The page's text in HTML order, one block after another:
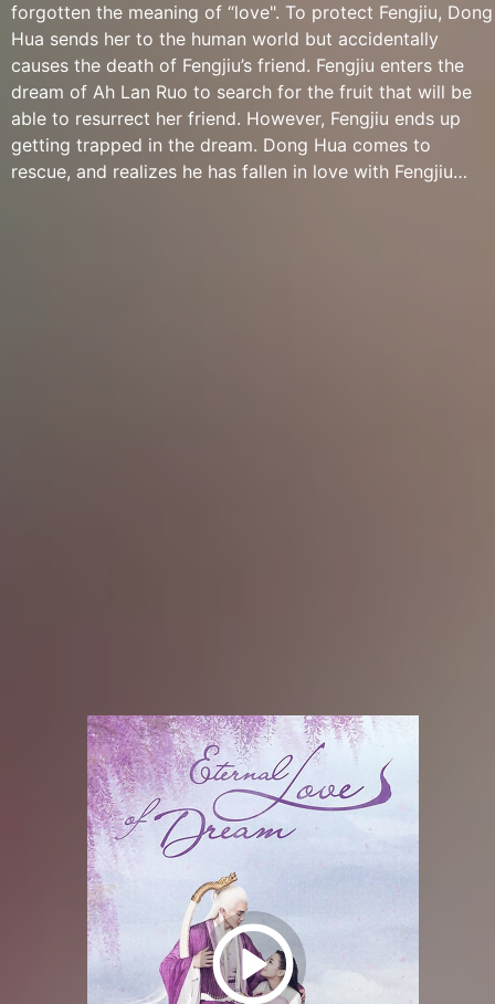
forgotten the meaning of “love". To protect Fengjiu, Dong
Hua sends her to the human world but accidentally
causes the death of Fengjiu’s friend. Fengjiu enters the
dream of Ah Lan Ruo to search for the fruit that will be
able to resurrect her friend. However, Fengjiu ends up
getting trapped in the dream. Dong Hua comes to
rescue, and realizes he has fallen in love with Fengjiu…